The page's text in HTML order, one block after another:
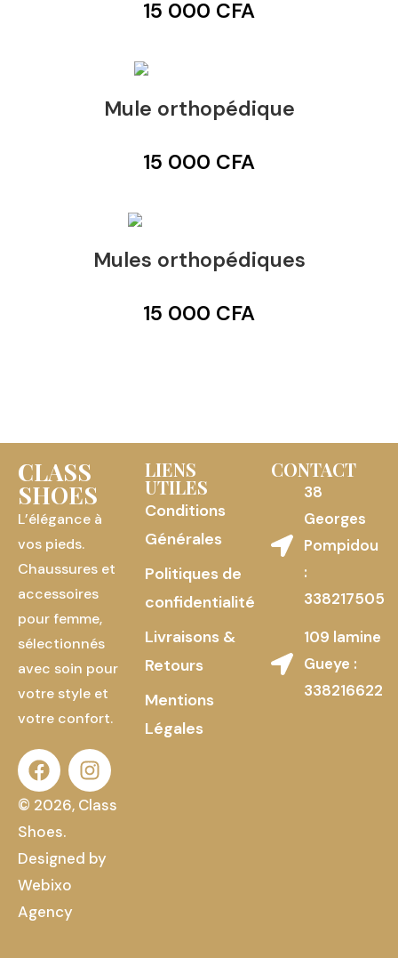
15 000 CFA
Mule orthopédique
15 000 CFA
Mules orthopédiques
15 000 CFA
CLASS
SHOES
L’élégance à
vos pieds.
Chaussures et
accessoires
pour femme,
sélectionnés
avec soin pour
votre style et
votre confort.
© 2026, Class
Shoes.
Designed by
Webixo
Agency
LIENS
UTILES
Conditions
Générales
Politiques de
confidentialité
Livraisons &
Retours
Mentions
Légales
CONTACT
38
Georges
Pompidou
:
338217505
109 lamine
Gueye :
338216622